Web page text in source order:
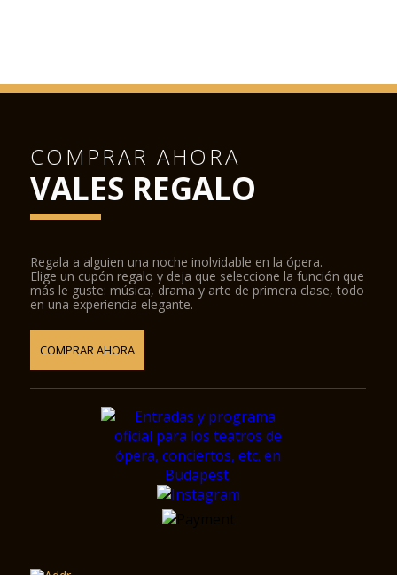
COMPRAR AHORA
VALES REGALO
Regala a alguien una noche inolvidable en la ópera.
Elige un cupón regalo y deja que seleccione la función que
más le guste: música, drama y arte de primera clase, todo
en una experiencia elegante.
COMPRAR AHORA